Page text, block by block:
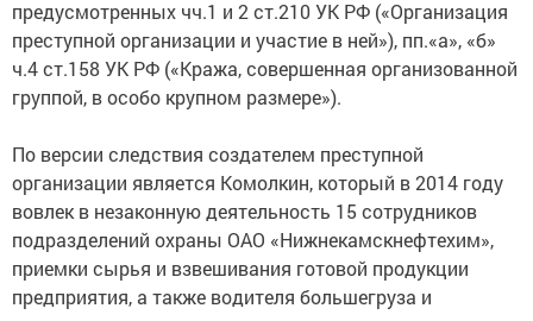
предусмотренных чч.1 и 2 ст.210 УК РФ («Организация
преступной организации и участие в ней»), пп.«а», «б»
ч.4 ст.158 УК РФ («Кража, совершенная организованной
группой, в особо крупном размере»).
По версии следствия создателем преступной
организации является Комолкин, который в 2014 году
вовлек в незаконную деятельность 15 сотрудников
подразделений охраны ОАО «Нижнекамскнефтехим»,
приемки сырья и взвешивания готовой продукции
предприятия, а также водителя большегруза и